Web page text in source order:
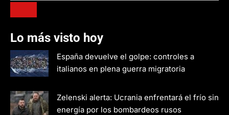
Lo más visto hoy
España devuelve el golpe: controles a
italianos en plena guerra migratoria
Zelenski alerta: Ucrania enfrentará el frío sin
energía por los bombardeos rusos